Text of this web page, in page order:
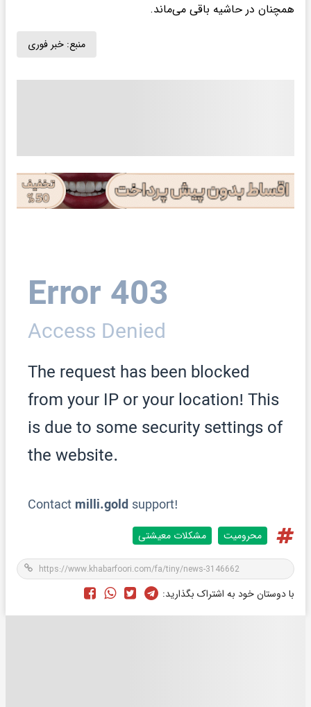
همچنان در حاشیه باقی می‌ماند.
منبع: خبر فوری
محرومیت مشکلات معیشتی
با دوستان خود به اشتراک بگذارید: